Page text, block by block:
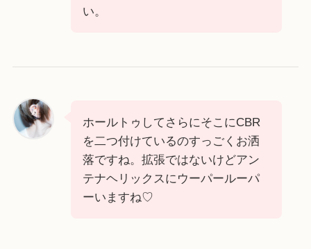
い。
ホールトゥしてさらにそこにCBR
を二つ付けているのすっごくお洒
落ですね。拡張ではないけどアン
テナヘリックスにウーパールーパ
ーいますね♡